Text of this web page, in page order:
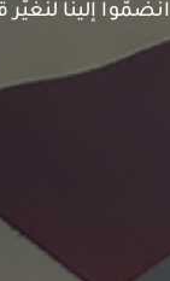
انضمّوا إلينا